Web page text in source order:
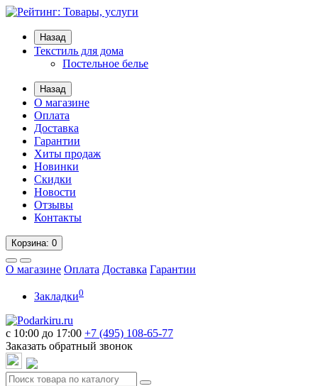
Назад
Текстиль для дома
Постельное белье
Назад
О магазине
Оплата
Доставка
Гарантии
Хиты продаж
Новинки
Скидки
Новости
Отзывы
Контакты
Корзина: 0
О магазине Оплата Доставка Гарантии
Закладки0
c 10:00 до 17:00 +7 (495) 108-65-77
Заказать обратный звонок